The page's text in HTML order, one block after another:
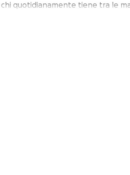
quotidianamente tiene tra le
mettendo all'asta alcune loro